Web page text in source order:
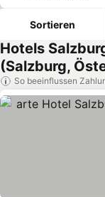
Sortieren
Hotels
(Salzburg,
So beeinflussen